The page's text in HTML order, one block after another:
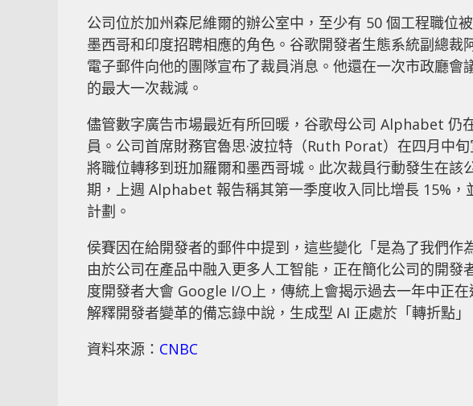
公司位於加州森尼維爾的辦公室中，至少有 50 個工程職位
墨西哥和印度招聘相應的角色。谷歌開發者生態系統副總裁
電子郵件向他的團隊宣布了裁員消息。他還在一次市政廳會
的最大一次裁減。
儘管數字廣告市場最近有所回暖，谷歌母公司 Alphabet 仍
員。公司首席財務官魯思·波拉特（Ruth Porat）在四月中
將職位轉移到班加羅爾和墨西哥城。此次裁員行動發生在該
期，上週 Alphabet 報告稱其第一季度收入同比增長 15%
計劃。
侯賽因在給開發者的郵件中提到，這些變化「是為了我們作
由於公司在產品中融入更多人工智能，正在簡化公司的開
度開發者大會 Google I/O上，傳統上會揭示過去一年中正
解釋開發者變革的備忘錄中說，生成型 AI 正處於「轉折點」
資料來源： CNBC